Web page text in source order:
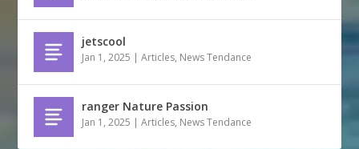
jetscool
Jan 1, 2025 |Articles, News Tendance
ranger Nature Passion
Jan 1, 2025 |Articles, News Tendance